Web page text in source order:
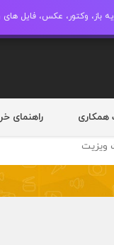
همکاری راهنمای